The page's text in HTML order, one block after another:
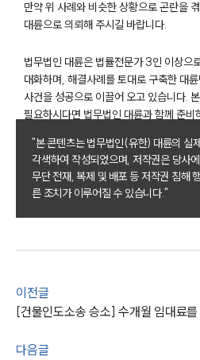
대륜법률상
대륜법률상
만약 위 사례와 비슷한 상황으로 곤란을
대륜으로 의뢰해 주시길 바랍니다.
법무법인 대륜은 법률전문가 3인 이상으
대화하며, 해결사례를 토대로 구축한 대
사건을 성공으로 이끌어 오고 있습니다.
필요하시다면 법무법인 대륜과 함께 준비
"본 콘텐츠는 법무법인(유한) 대륜의 실
각색하여 작성되었으며, 저작권은 당사
무단 전재, 복제 및 배포 등 저작권 침해
른 조치가 이루어질 수 있습니다."
이전글
다음글